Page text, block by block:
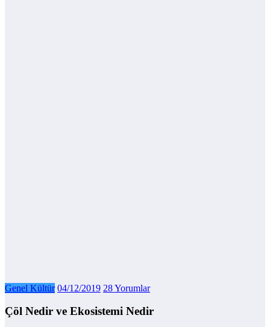
Genel Kültür 04/12/2019 28 Yorumlar
Çöl Nedir ve Ekosistemi Nedir